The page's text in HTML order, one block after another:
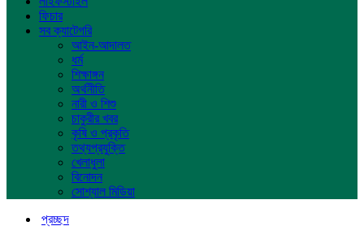
ফিচার
সব ক্যাটেগরি
আইন-আদালত
ধর্ম
শিক্ষাঙ্গন
অর্থনীতি
নারী ও শিশু
চাকুরীর খবর
কৃষি ও প্রকৃতি
তথ্যপ্রযুক্তি
খেলাধুলা
বিনোদন
সোশ্যাল মিডিয়া
প্রচ্ছদ